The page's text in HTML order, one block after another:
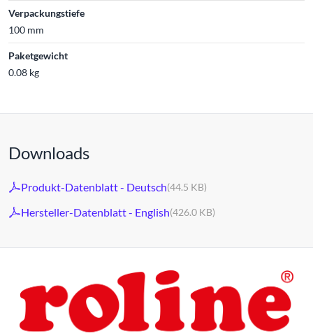
Verpackungstiefe
100 mm
Paketgewicht
0.08 kg
Downloads
Produkt-Datenblatt - Deutsch(44.5 KB)
Hersteller-Datenblatt - English(426.0 KB)